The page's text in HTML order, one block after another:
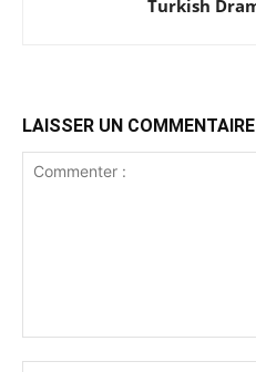
LAISSER UN COMMENTAIRE